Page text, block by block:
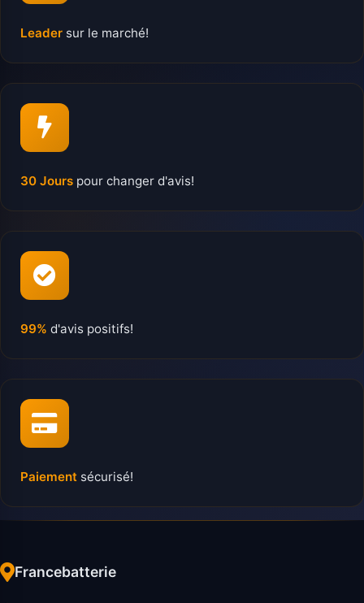
Leader sur le marché!
30 Jours pour changer d'avis!
99% d'avis positifs!
Paiement sécurisé!
Francebatterie